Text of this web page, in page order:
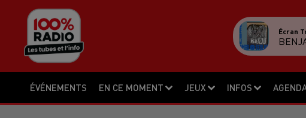
ÉVÉNEMENTS EN CE MOMENT JEUX INFOS
Écran